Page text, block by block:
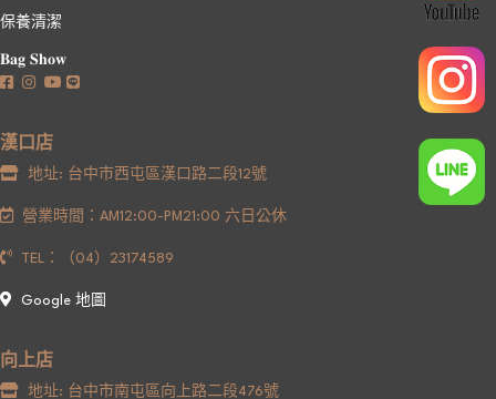
保養清潔
𝐁𝐚𝐠 𝐒𝐡𝐨𝐰
漢口店
地址: 台中市西屯區漢口路二段12號
營業時間：AM12:00-PM21:00 六日公休
TEL：（04）23174589
Google 地圖
向上店
地址: 台中市南屯區向上路二段476號